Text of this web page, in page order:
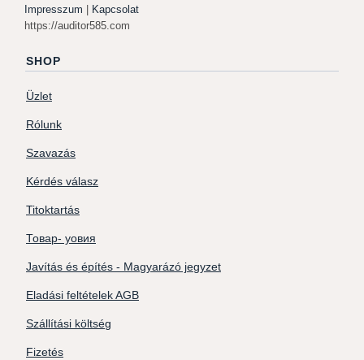
Impresszum
Kapcsolat
https://auditor585.com
SHOP
Üzlet
Rólunk
Szavazás
Kérdés válasz
Titoktartás
Товар- уовия
Javítás és építés - Magyarázó jegyzet
Eladási feltételek AGB
Szállítási költség
Fizetés